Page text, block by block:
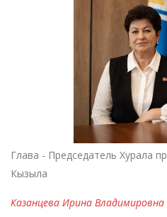
Глава - Председатель Хурала
Кызыла
Казанцева Ирина Владимировна